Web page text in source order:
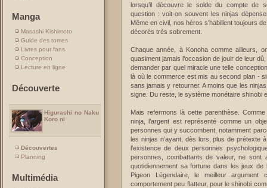
Manga
Masashi Kishimoto
Guide des tomes
Livres pour fans
Conception
Lecture en ligne
Découverte
Higurashi no Naku
Koro ni
Découvertes
Planning
Multimédia
lorsqu’il découvre le solde du compte de
question : voit-on souvent les ninjas
Même en civil, nos héros s’habillent toujours
décorés très sobrement.
Chaque année, à Konoha comme ailleurs,
quasiment jamais l’occasion de jouir de leur
demander par quel miracle une telle
là où le commerce est mis au second plan -
sans jamais y retourner. A moins que les
signe. Du reste, le système monétaire shinobi
Mais refermons là cette parenthèse.
ninja, l’argent est représenté comme un
personnes qui y succombent, notamment
les ninjas n’ayant, dès lors, plus de prétexte
l’existence de deux personnes
personnes, combattants de valeur, ne sont
quotidiennement sa fortune dans les jeux
Pigeon Légendaire, le meilleur
comportement peu flatteur, pour le shinobi